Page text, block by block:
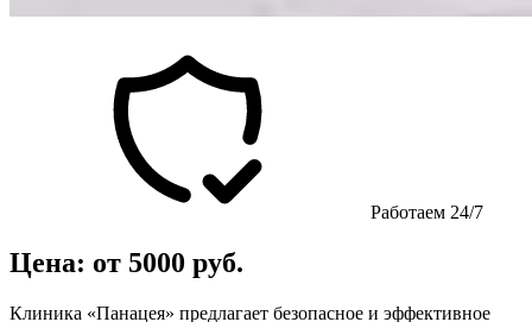
Работаем 24/7
Цена: от 5000 руб.
Клиника «Панацея» предлагает безопасное и эффективное